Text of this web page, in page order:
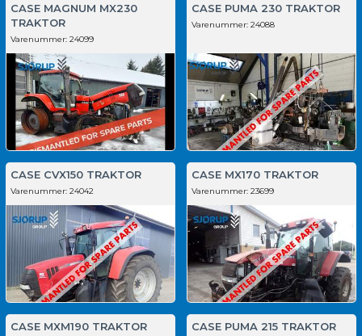
CASE MAGNUM MX230
TRAKTOR
Varenummer: 24099
CASE PUMA 230 TRAKTOR
Varenummer: 24088
CASE CVX150 TRAKTOR
Varenummer: 24042
CASE MX170 TRAKTOR
Varenummer: 23699
CASE MXM190 TRAKTOR CASE PUMA 215 TRAKTOR